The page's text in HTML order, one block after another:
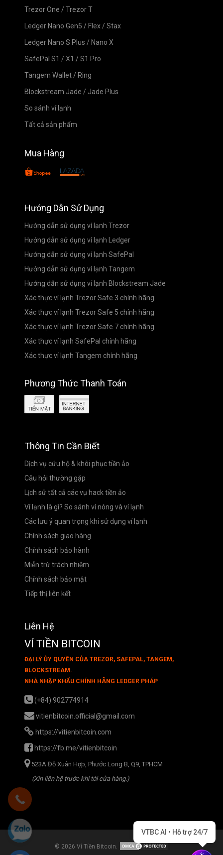
Trezor One /Trezor T
Ledger Nano Gen5 / Flex /Stax
Ledger Nano S Plus / Nano X
SafePal S1 /X1 /S1 Pro
Tangem Wallet / Ring
Blockstream Jade / Jade Plus
So sánh ví lạnh
Tất cả sản phẩm
Mua Hàng
Hướng Dẫn Sử Dụng
Hướng dẫn sử dụng ví lạnh Trezor
Hướng dẫn sử dụng ví lạnh Ledger
Hướng dẫn sử dụng ví lạnh SafePal
Hướng dẫn sử dụng ví lạnh Tangem
Hướng dẫn sử dụng ví lạnh Blockstream Jade
Xác thực ví lạnh Trezor Safe 3 chính hãng
Xác thực ví lạnh Trezor Safe 5 chính hãng
Xác thực ví lạnh Trezor Safe 7 chính hãng
Xác thực ví lạnh SafePal chính hãng
Xác thực ví lạnh Tangem chính hãng
Phương Thức Thanh Toán
Thông Tin Cần Biết
Dịch vụ cứu hộ & khôi phục tiền ảo
Câu hỏi thường gặp
Lịch sử tất cả các vụ hack tiền ảo
Ví lạnh là gì? So sánh ví nóng và ví lạnh
Các lưu ý quan trọng khi sử dụng ví lạnh
Chính sách giao hàng
Chính sách bảo hành
Miễn trừ trách nhiệm
Chính sách bảo mật
Tiếp thị liên kết
Liên Hệ
VÍ TIỀN BITCOIN
ĐẠI LÝ ỦY QUYỀN CỦA TREZOR, SAFEPAL, TANGEM,
BLOCKSTREAM.
NHÀ NHẬP KHẨU CHÍNH HÃNG LEDGER PHÁP
(+84) 902774914
vitienbitcoin.official@gmail.com
https://vitienbitcoin.com
https://fb.me/vitienbitcoin
523A Đỗ Xuân Hợp, Phước Long B, Q9, TPHCM
(Xin liên hệ trước khi tới cửa hàng.)
© 2026 Ví Tiền Bitcoin.
VTBC AI • Hỗ trợ 24/7